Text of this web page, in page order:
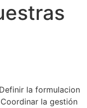
la formulacion
la gestión